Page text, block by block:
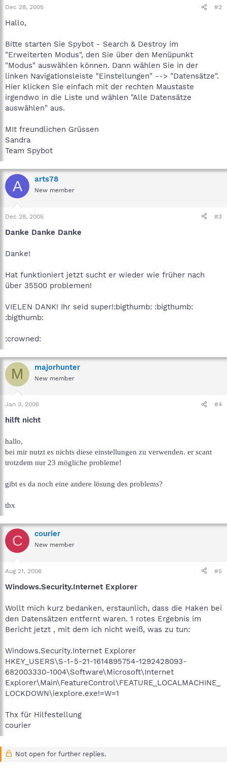
Dec 28, 2005 #2
Hallo,
Bitte starten Sie Spybot - Search & Destroy im
"Erweiterten Modus", den Sie über den Menüpunkt
"Modus" auswählen können. Dann wählen Sie in der
linken Navigationsleiste "Einstellungen" --> "Datensätze".
Hier klicken Sie einfach mit der rechten Maustaste
irgendwo in die Liste und wählen "Alle Datensätze
auswählen" aus.
MIt freundlichen Grüssen
Sandra
Team Spybot
A arts78
New member
Dec 28, 2005 #3
Danke Danke Danke
Danke!
Hat funktioniert jetzt sucht er wieder wie früher nach
über 35500 problemen!
VIELEN DANK! Ihr seid super!:bigthumb: :bigthumb:
:bigthumb:
:crowned:
M majorhunter
New member
Jan 3, 2006 #4
hilft nicht
hallo,
bei mir nutzt es nichts diese einstellungen zu verwenden. er scant
trotzdem nur 23 mögliche probleme!
gibt es da noch eine andere lösung des problems?
thx
C courier
New member
Aug 21, 2006 #5
Windows.Security.Internet Explorer
Wollt mich kurz bedanken, erstaunlich, dass die Haken bei
den Datensätzen entfernt waren. 1 rotes Ergebnis im
Bericht jetzt , mit dem ich nicht weiß, was zu tun:
Windows.Security.Internet Explorer
HKEY_USERS\S-1-5-21-1614895754-1292428093-
682003330-1004\Software\Microsoft\Internet
Explorer\Main\FeatureControl\FEATURE_LOCALMACHINE_
LOCKDOWN\iexplore.exe!=W=1
Thx für Hilfestellung
courier
Not open for further replies.